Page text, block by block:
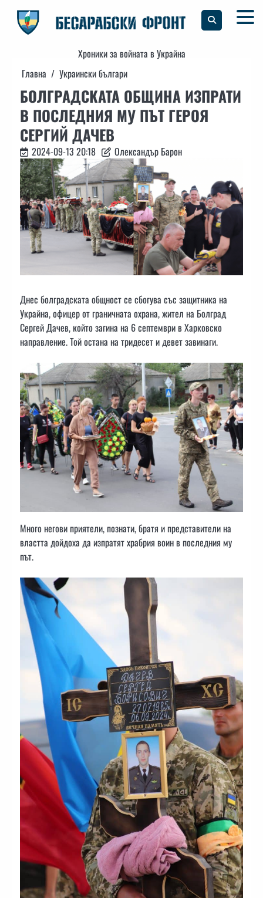
content
Хроники за войната в Украйна
Главна
Украински българи
БОЛГРАДСКАТА ОБЩИНА ИЗПРАТИ
В ПОСЛЕДНИЯ МУ ПЪТ ГЕРОЯ
СЕРГИЙ ДАЧЕВ
2024-09-13 20:18 Олександър Барон
Днес болградската общност се сбогува със защитника на
Украйна, офицер от граничната охрана, жител на Болград
Сергей Дачев, който загина на 6 септември в Харковско
направление. Той остана на тридесет и девет завинаги.
Много негови приятели, познати, братя и представители на
властта дойдоха да изпратят храбрия воин в последния му
път.